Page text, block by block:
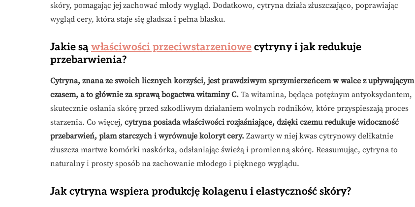
skóry, pomagając jej zachować młody wygląd. Dodatkowo, cytryna działa złuszczająco, poprawiając
wygląd cery, która staje się gładsza i pełna blasku.
Jakie są właściwości przeciwstarzeniowe cytryny i jak redukuje
przebarwienia?
Cytryna, znana ze swoich licznych korzyści, jest prawdziwym sprzymierzeńcem w walce z upływającym
czasem, a to głównie za sprawą bogactwa witaminy C. Ta witamina, będąca potężnym antyoksydantem,
skutecznie osłania skórę przed szkodliwym działaniem wolnych rodników, które przyspieszają proces
starzenia. Co więcej, cytryna posiada właściwości rozjaśniające, dzięki czemu redukuje widoczność
przebarwień, plam starczych i wyrównuje koloryt cery. Zawarty w niej kwas cytrynowy delikatnie
złuszcza martwe komórki naskórka, odsłaniając świeżą i promienną skórę. Reasumując, cytryna to
naturalny i prosty sposób na zachowanie młodego i pięknego wyglądu.
Jak cytryna wspiera produkcję kolagenu i elastyczność skóry?